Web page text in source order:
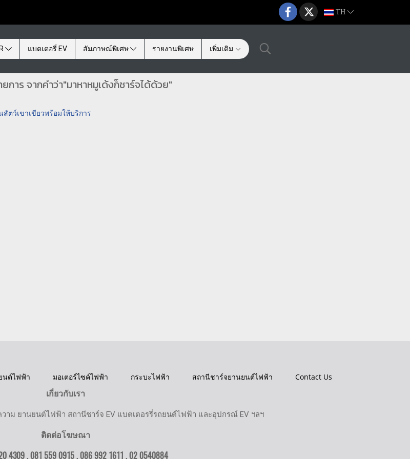
TH
แบตเตอรี่ EV สัมภาษณ์พิเศษ รายงานพิเศษ เพิ่มเติม
การ จากคำว่า"มาหาหมูเด้งก็ชาร์จได้ด้วย"
สัตว์เขาเขียวพร้อมให้บริการ
นต์ไฟฟ้า มอเตอร์ไซค์ไฟฟ้า กระบะไฟฟ้า สถานีชาร์จยานยนต์ไฟฟ้า
Contact Us
เกี่ยวกับเรา
วาม ยานยนต์ไฟฟ้า สถานีชาร์จ EV แบตเตอรรี่รถยนต์ไฟฟ้า และอุปกรณ์ EV ฯลฯ
ติดต่อโฆษณา
4309 , 081 559 0915 , 086 992 1611 ,02 0540884